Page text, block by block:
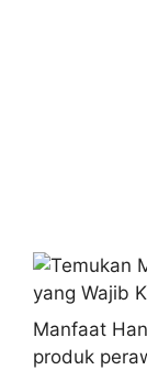
Manfaat
produk